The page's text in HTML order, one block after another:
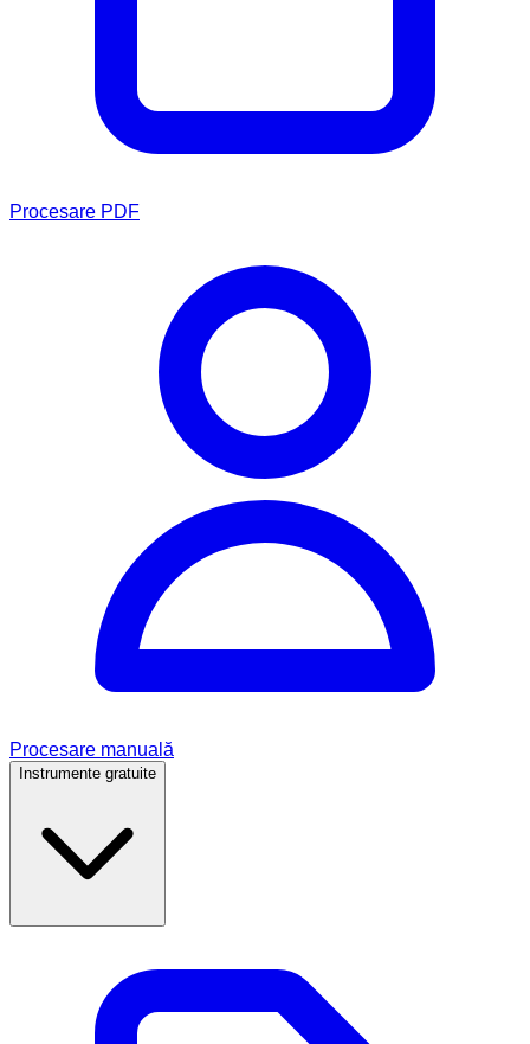
Procesare PDF
Procesare manuală
Instrumente gratuite